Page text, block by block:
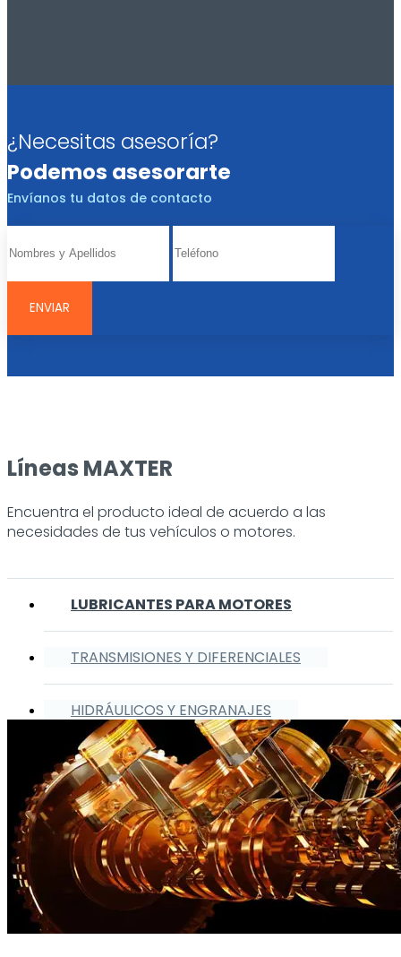
¿Necesitas asesoría?
Podemos asesorarte
Envíanos tu datos de contacto
Líneas MAXTER
Encuentra el producto ideal de acuerdo a las
necesidades de tus vehículos o motores.
LUBRICANTES PARA MOTORES
TRANSMISIONES Y DIFERENCIALES
HIDRÁULICOS Y ENGRANAJES